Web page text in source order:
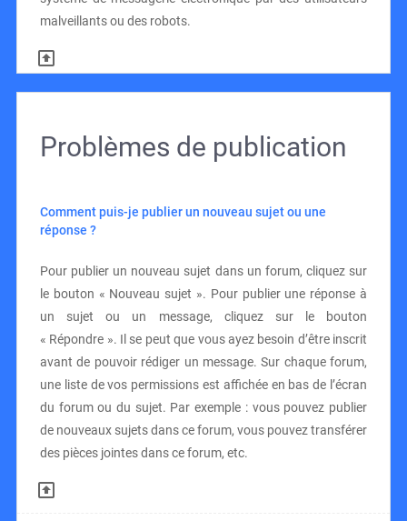
malveillants ou des robots.
Problèmes de publication
Comment puis-je publier un nouveau sujet ou une
réponse ?
Pour publier un nouveau sujet dans un forum, cliquez sur
le bouton « Nouveau sujet ». Pour publier une réponse à
un sujet ou un message, cliquez sur le bouton
« Répondre ». Il se peut que vous ayez besoin d’être inscrit
avant de pouvoir rédiger un message. Sur chaque forum,
une liste de vos permissions est affichée en bas de l’écran
du forum ou du sujet. Par exemple : vous pouvez publier
de nouveaux sujets dans ce forum, vous pouvez transférer
des pièces jointes dans ce forum, etc.